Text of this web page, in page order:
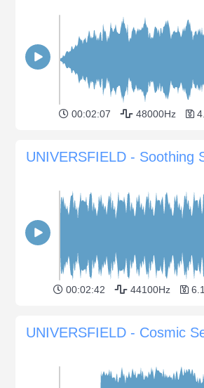
00:02:07 48000Hz
UNIVERSFIELD - Soothing
00:02:42 44100Hz
UNIVERSFIELD - Cosmic